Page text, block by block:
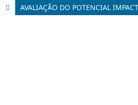
AVALIAÇÃO DO POTENCIAL